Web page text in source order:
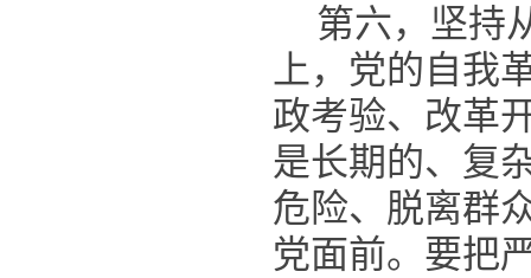
第六，坚持
上，党的自我
政考验、改革
是长期的、复
危险、脱离群
党面前。要把